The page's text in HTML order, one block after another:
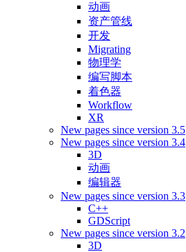
动画
资产管线
开发
Migrating
物理学
编写脚本
着色器
Workflow
XR
New pages since version 3.5
New pages since version 3.4
3D
动画
编辑器
New pages since version 3.3
C++
GDScript
New pages since version 3.2
3D